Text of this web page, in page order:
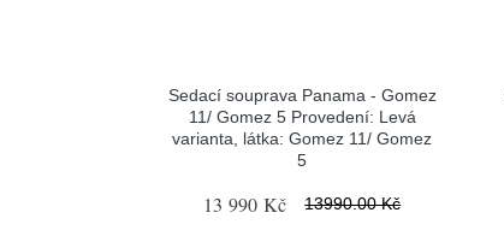
Sedací souprava Panama - Gomez
11/ Gomez 5 Provedení: Levá
varianta, látka: Gomez 11/ Gomez
5
13 990 Kč 13990.00 Kč